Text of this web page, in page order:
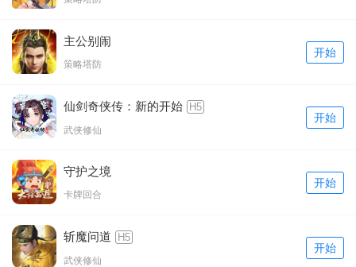
主公别闹
策略塔防
开始
仙剑奇侠传：新的开始 H5
武侠修仙
开始
守护之境
卡牌回合
开始
斩魔问道 H5
武侠修仙
开始